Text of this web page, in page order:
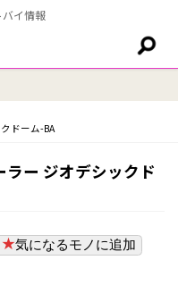
イ情報
ドーム-BA
ー ジオデシックド
気になるモノに追加